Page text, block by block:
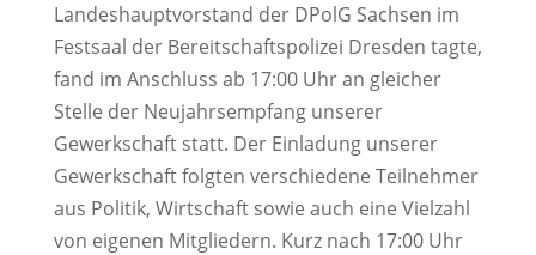
Landeshauptvorstand der DPolG Sachsen im
Festsaal der Bereitschaftspolizei Dresden tagte,
fand im Anschluss ab 17:00 Uhr an gleicher
Stelle der Neujahrsempfang unserer
Gewerkschaft statt. Der Einladung unserer
Gewerkschaft folgten verschiedene Teilnehmer
aus Politik, Wirtschaft sowie auch eine Vielzahl
von eigenen Mitgliedern. Kurz nach 17:00 Uhr